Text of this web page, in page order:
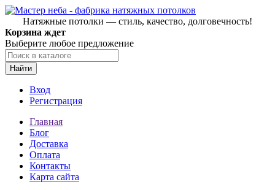
Натяжные потолки — стиль, качество, долговечность!
Корзина ждет
Выберите любое предложение
Найти
Вход
Регистрация
Главная
Блог
Доставка
Оплата
Контакты
Карта сайта